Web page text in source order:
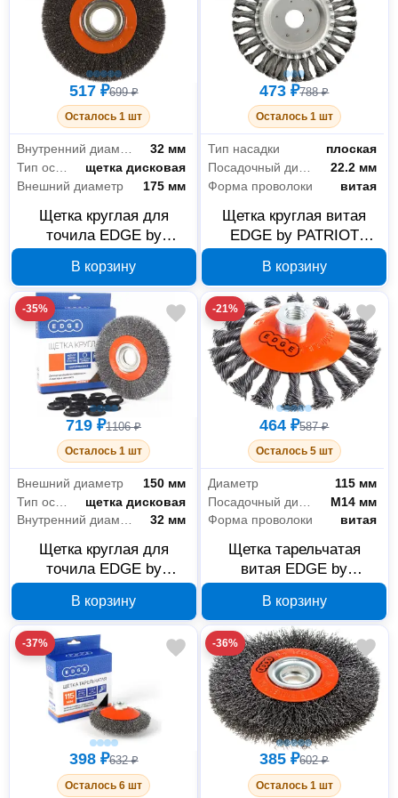
517 ₽699 ₽
Осталось 1 шт
32 мм
щетка дисковая
Внешний диаметр
175 мм
Щетка круглая для
точила EDGE by
мм
В корзину
473 ₽788 ₽
Осталось 1 шт
Тип насадки
плоская
22.2 мм
Форма проволоки
витая
Щетка круглая витая
EDGE by PATRIOT
В корзину
-35%
719 ₽1106 ₽
Осталось 1 шт
Внешний диаметр
150 мм
щетка дисковая
Внутренний диаметр
32 мм
Щетка круглая для
точила EDGE by
мм
В корзину
-21%
464 ₽587 ₽
Осталось 5 шт
Диаметр
115 мм
М14 мм
Форма проволоки
витая
Щетка тарельчатая
витая EDGE by
мм, М14
В корзину
-37%
398 ₽632 ₽
Осталось 6 шт
-36%
385 ₽602 ₽
Осталось 1 шт